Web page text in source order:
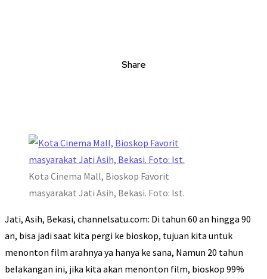
Share
Kota Cinema Mall, Bioskop Favorit
masyarakat Jati Asih, Bekasi. Foto: Ist.
Jati, Asih, Bekasi, channelsatu.com: Di tahun 60 an hingga 90
an, bisa jadi saat kita pergi ke bioskop, tujuan kita untuk
menonton film arahnya ya hanya ke sana, Namun 20 tahun
belakangan ini, jika kita akan menonton film, bioskop 99%